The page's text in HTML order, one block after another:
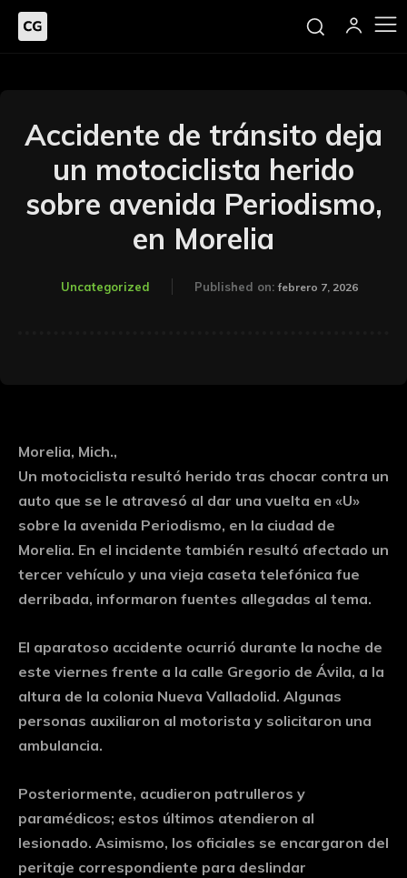
Accidente de tránsito deja
un motociclista herido
sobre avenida Periodismo,
en Morelia
Uncategorized Published on: febrero 7, 2026
Morelia, Mich.,
Un motociclista resultó herido tras chocar contra un
auto que se le atravesó al dar una vuelta en «U»
sobre la avenida Periodismo, en la ciudad de
Morelia. En el incidente también resultó afectado un
tercer vehículo y una vieja caseta telefónica fue
derribada, informaron fuentes allegadas al tema.
El aparatoso accidente ocurrió durante la noche de
este viernes frente a la calle Gregorio de Ávila, a la
altura de la colonia Nueva Valladolid. Algunas
personas auxiliaron al motorista y solicitaron una
ambulancia.
Posteriormente, acudieron patrulleros y
paramédicos; estos últimos atendieron al
lesionado. Asimismo, los oficiales se encargaron del
peritaje correspondiente para deslindar